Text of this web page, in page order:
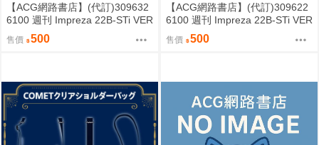
【ACG網路書店】(代訂)309632
6100 週刊 Impreza 22B-STi VER
SION をつくる (10)
售價 500
【ACG網路書店】(代訂)309622
6100 週刊 Impreza 22B-STi VER
SION をつくる (9)
售價 500